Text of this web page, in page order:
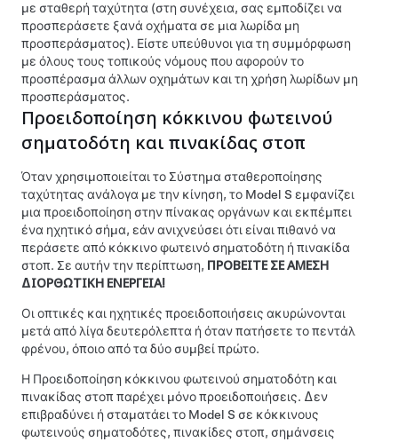
με σταθερή ταχύτητα (στη συνέχεια, σας εμποδίζει να
προσπεράσετε ξανά οχήματα σε μια λωρίδα μη
προσπεράσματος). Είστε υπεύθυνοι για τη συμμόρφωση
με όλους τους τοπικούς νόμους που αφορούν το
προσπέρασμα άλλων οχημάτων και τη χρήση λωρίδων μη
προσπεράσματος.
Προειδοποίηση κόκκινου φωτεινού
σηματοδότη και πινακίδας στοπ
Όταν χρησιμοποιείται το Σύστημα σταθεροποίησης
ταχύτητας ανάλογα με την κίνηση, το Model S εμφανίζει
μια προειδοποίηση στηνπίνακας οργάνων και εκπέμπει
ένα ηχητικό σήμα, εάν ανιχνεύσει ότι είναι πιθανό να
περάσετε από κόκκινο φωτεινό σηματοδότη ή πινακίδα
στοπ. Σε αυτήν την περίπτωση, ΠΡΟΒΕΙΤΕ ΣΕ ΑΜΕΣΗ
ΔΙΟΡΘΩΤΙΚΗ ΕΝΕΡΓΕΙΑ!
Οι οπτικές και ηχητικές προειδοποιήσεις ακυρώνονται
μετά από λίγα δευτερόλεπτα ή όταν πατήσετε το πεντάλ
φρένου, όποιο από τα δύο συμβεί πρώτο.
Η Προειδοποίηση κόκκινου φωτεινού σηματοδότη και
πινακίδας στοπ παρέχει μόνο προειδοποιήσεις. Δεν
επιβραδύνει ή σταματάει το Model S σε κόκκινους
φωτεινούς σηματοδότες, πινακίδες στοπ, σημάνσεις